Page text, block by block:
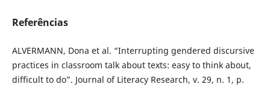
Referências
ALVERMANN, Dona et al. “Interrupting gendered discursive
practices in classroom talk about texts: easy to think about,
difficult to do”. Journal of Literacy Research, v. 29, n. 1, p.